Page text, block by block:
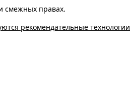
смежных правах.
рекомендательные технологии